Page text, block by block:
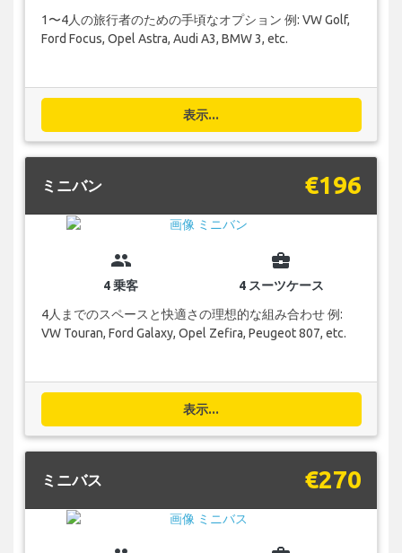
1〜4人の旅行者のための手頃なオプション 例: VW Golf,
Ford Focus, Opel Astra, Audi A3, BMW 3, etc.
表示...
ミニバン €196
group
4 乗客
business_center
4 スーツケース
4人までのスペースと快適さの理想的な組み合わせ 例:
VW Touran, Ford Galaxy, Opel Zefira, Peugeot 807, etc.
表示...
ミニバス €270